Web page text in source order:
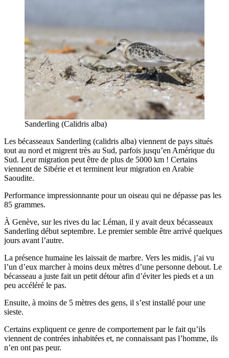
Sanderling (Calidris alba)
Les bécasseaux Sanderling (calidris alba) viennent de pays situés
tout au nord et migrent très au Sud, parfois jusqu’en Amérique du
Sud. Leur migration peut être de plus de 5000 km ! Certains
viennent de Sibérie et et terminent leur migration en Arabie
Saoudite.
Performance impressionnante pour un oiseau qui ne dépasse pas les
85 grammes.
À Genève, sur les rives du lac Léman, il y avait deux bécasseaux
Sanderling début septembre. Le premier semble être arrivé quelques
jours avant l’autre.
La présence humaine les laissait de marbre. Vers les midis, j’ai vu
l’un d’eux marcher à moins deux mètres d’une personne debout. Le
bécasseau a juste fait un petit détour afin d’éviter les pieds et a un
peu accéléré le pas.
Ensuite, à moins de 5 mètres des gens, il s’est installé pour une
sieste.
Certains expliquent ce genre de comportement par le fait qu’ils
viennent de contrées inhabitées et, ne connaissant pas l’homme, ils
n’en ont pas peur.